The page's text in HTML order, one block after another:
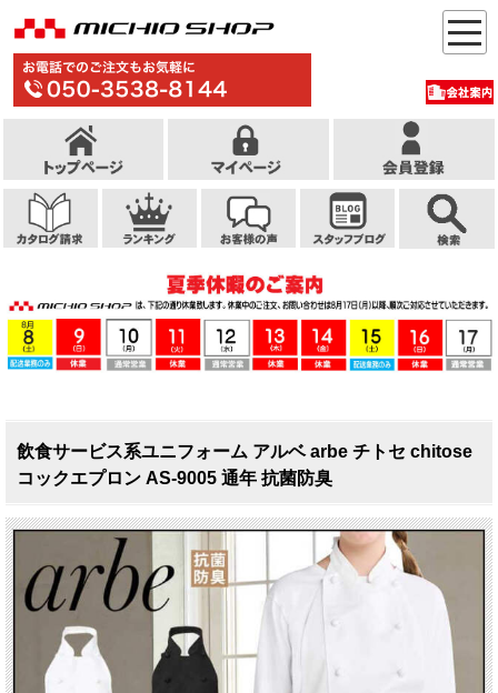
飲食サービス系ユニフォーム アルベ arbe チトセ chitose
コックエプロン AS-9005 通年 抗菌防臭